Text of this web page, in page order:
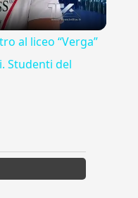
al liceo “Verga”
Studenti del